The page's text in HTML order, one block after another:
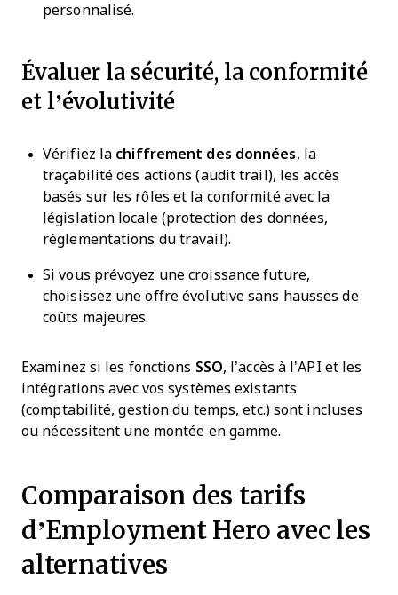
personnalisé.
Évaluer la sécurité, la conformité
et l’évolutivité
Vérifiez la chiffrement des données, la
traçabilité des actions (audit trail), les accès
basés sur les rôles et la conformité avec la
législation locale (protection des données,
réglementations du travail).
Si vous prévoyez une croissance future,
choisissez une offre évolutive sans hausses de
coûts majeures.
Examinez si les fonctions SSO, l’accès à l’API et les
intégrations avec vos systèmes existants
(comptabilité, gestion du temps, etc.) sont incluses
ou nécessitent une montée en gamme.
Comparaison des tarifs
d’Employment Hero avec les
alternatives